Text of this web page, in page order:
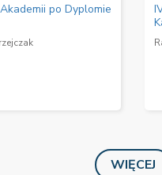
po Dyplomie
WIĘCEJ